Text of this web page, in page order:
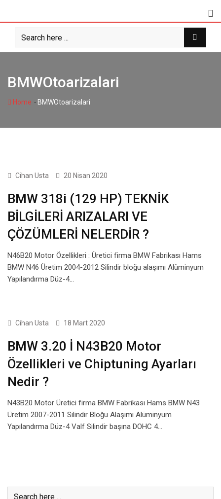
content
BMWOtoarizalari
Home - BMWOtoarizalari
BMW
Cihan Usta 20 Nisan 2020
BMW 318i (129 HP) TEKNİK
BİLGİLERİ ARIZALARI VE
ÇÖZÜMLERİ NELERDİR ?
N46B20 Motor Özellikleri : Üretici firma BMW Fabrikası Hams
BMW N46 Üretim 2004-2012 Silindir bloğu alaşımı Alüminyum
Yapılandırma Düz-4…
BMW
Cihan Usta 18 Mart 2020
BMW 3.20 İ N43B20 Motor
Özellikleri ve Chiptuning Ayarları
Nedir ?
N43B20 Motor Üretici firma BMW Fabrikası Hams BMW N43
Üretim 2007-2011 Silindir Bloğu Alaşımı Alüminyum
Yapılandırma Düz-4 Valf Silindir başına DOHC 4…